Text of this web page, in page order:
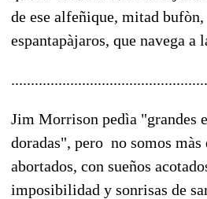
de ese alfeñique, mitad
espantapàjaros, que navega a
Jim Morrison pedìa "grandes
doradas", pero no somos
abortados, con sueños
imposibilidad y sonrisas de